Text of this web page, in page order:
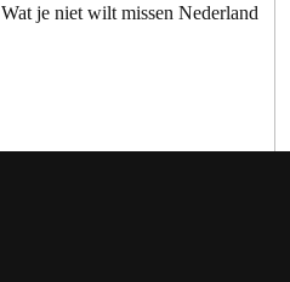
Wat je niet wilt missen Nederland